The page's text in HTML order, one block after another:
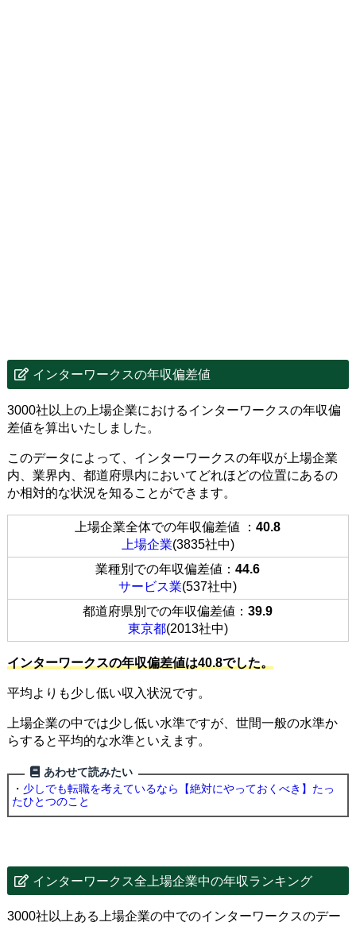
インターワークスの年収偏差値
3000社以上の上場企業におけるインターワークスの年収偏
差値を算出いたしました。
このデータによって、インターワークスの年収が上場企業
内、業界内、都道府県内においてどれほどの位置にあるの
か相対的な状況を知ることができます。
上場企業全体での年収偏差値 ：40.8
上場企業(3835社中)
業種別での年収偏差値：44.6
サービス業(537社中)
都道府県別での年収偏差値：39.9
東京都(2013社中)
インターワークスの年収偏差値は40.8でした。
平均よりも少し低い収入状況です。
上場企業の中では少し低い水準ですが、世間一般の水準か
らすると平均的な水準といえます。
あわせて読みたい
・ 少しでも転職を考えているなら【絶対にやっておくべき】たっ
たひとつのこと
インターワークス全上場企業中の年収ランキング
3000社以上ある上場企業の中でのインターワークスのデー